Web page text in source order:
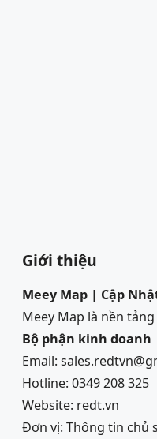
Giới thiệu
Meey Map | Cập
Meey Map là nền
Bộ phận kinh doanh
Email:
Hotline: 0349 208 325
Website: redt.vn
Đơn vị: Thông tin chủ